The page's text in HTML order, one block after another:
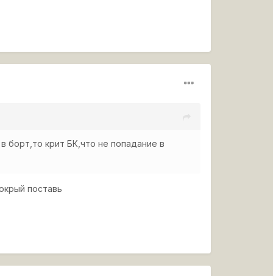
борт,то крит БК,что не попадание в
поставь